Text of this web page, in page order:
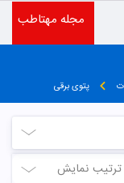
مجله مهتاطب
پتوی برقی
ترتیب نمایش